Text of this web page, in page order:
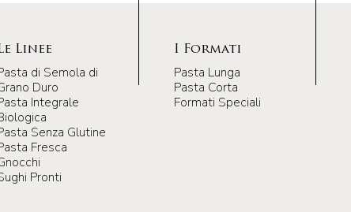
Linee
di Semola di
Duro
Integrale
Senza Glutine
Fresca
Pronti
I Formati
Pasta Lunga
Pasta Corta
Formati Speciali